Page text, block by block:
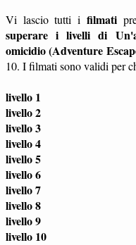
Vi lascio tutti i filmati
superare i livelli di
omicidio (Adventure
10. I filmati sono validi per
livello 1
livello 2
livello 3
livello 4
livello 5
livello 6
livello 7
livello 8
livello 9
livello 10